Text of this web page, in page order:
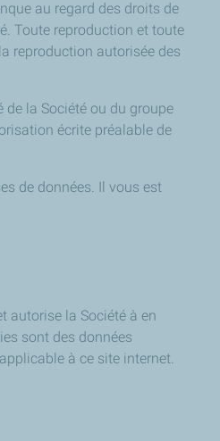
au regard des droits de
Toute reproduction et toute
reproduction autorisée des
la Société ou du groupe
écrite préalable de
de données. Il vous est
autorise la Société à en
sont des données
applicable à ce site internet.